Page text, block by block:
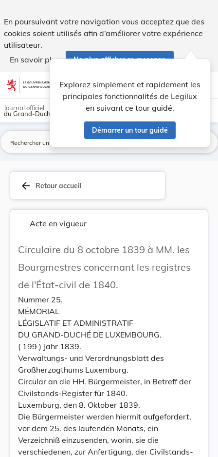
En poursuivant votre navigation vous acceptez que des
cookies soient utilisés afin d’améliorer votre expérience
utilisateur.
En savoir plus
Ne plus afficher ce message
Aller au contenu account_circle help Aide
Explorez simplement et rapidement les
principales fonctionnalités de Legilux
en suivant ce tour guidé.
Démarrer un tour guidé
light_mode dark_mode
Journal officiel
du Grand-Duché de Luxembourg
arrow_back Retour accueil
Acte en vigueur
Circulaire du 8 octobre 1839 à MM. les
Bourgmestres concernant les registres
de l'État-civil de 1840.
Nummer 25.
MÉMORIAL
LÉGISLATIF ET ADMINISTRATIF
DU GRAND-DUCHÉ DE LUXEMBOURG.
( 199 ) Jahr 1839.
Verwaltungs- und Verordnungsblatt des
Großherzogthums Luxemburg.
Circular an die HH. Bürgermeister, in Betreff der
Civilstands-Register für 1840.
Luxemburg, den 8. Oktober 1839.
Die Bürgermeister werden hiermit aufgefordert,
vor dem 25. des laufenden Monats, ein
Verzeichniß einzusenden, worin, sie die
verschiedenen, zur Anfertigung, der Civilstands-